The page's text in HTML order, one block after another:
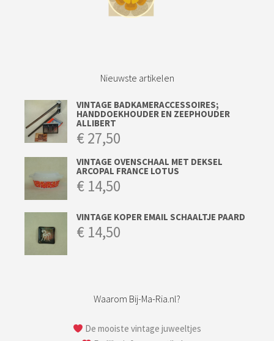
Nieuwste artikelen
VINTAGE BADKAMERACCESSOIRES;
HANDDOEKHOUDER EN ZEEPHOUDER
ALLIBERT
€27,50
VINTAGE OVENSCHAAL MET DEKSEL
ARCOPAL FRANCE LOTUS
€ 14,50
VINTAGE KOPER EMAIL SCHAALTJE PAARD
€ 14,50
Waarom Bij-Ma-Ria.nl?
De mooiste vintage juweeltjes